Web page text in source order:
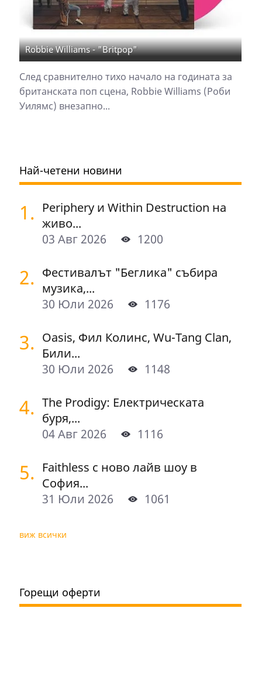
Robbie Williams - "Britpop"
След сравнително тихо начало на годината за
британската поп сцена, Robbie Williams (Роби
Уилямс) внезапно...
Най-четени новини
1. Periphery и Within Destruction на
живо...
03 Авг 2026
1200
2. Фестивалът "Беглика" събира
музика,...
30 Юли 2026
1176
3. Oasis, Фил Колинс, Wu-Tang Clan,
Били...
30 Юли 2026
1148
4. The Prodigy: Електрическата
буря,...
04 Авг 2026
1116
5. Faithless с ново лайв шоу в
София...
31 Юли 2026
1061
виж всички
Горещи оферти